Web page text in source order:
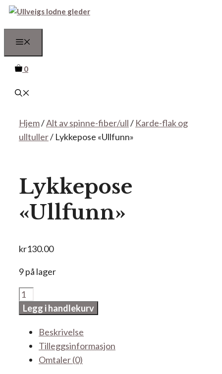
Hopp
innhold
0
Hjem/Alt av spinne-fiber/ull/ Karde-flak og
ulltuller/ Lykkepose «Ullfunn»
Lykkepose
«Ullfunn»
kr130.00
9 på lager
Lykkepose
«Ullfunn»
Legg i handlekurv
Beskrivelse
Tilleggsinformasjon
Omtaler (0)